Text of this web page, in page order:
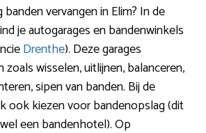
vervangen in Elim? In de
je autogarages en bandenwinkels
Drenthe). Deze garages
wisselen, uitlijnen, balanceren,
sipen van banden. Bij de
ook kiezen voor bandenopslag (dit
een bandenhotel). Op